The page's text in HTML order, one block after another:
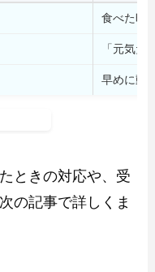
食べた時
「元気だ
早めに動
ときの対応や、受
の記事で詳しくま